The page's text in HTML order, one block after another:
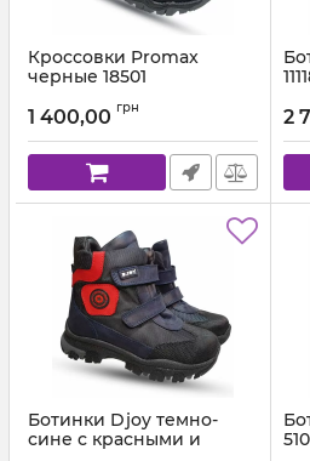
Кроссовки Promax
черные 18501
1 400,00 грн 2
Ботинки Djoy темно-
сине с красными и